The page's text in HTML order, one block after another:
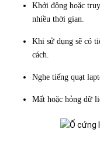
Khởi động hoặc
nhiều thời gian.
Khi sử dụng sẽ có
cách.
Nghe tiếng quạt
Mất hoặc hỏng dữ